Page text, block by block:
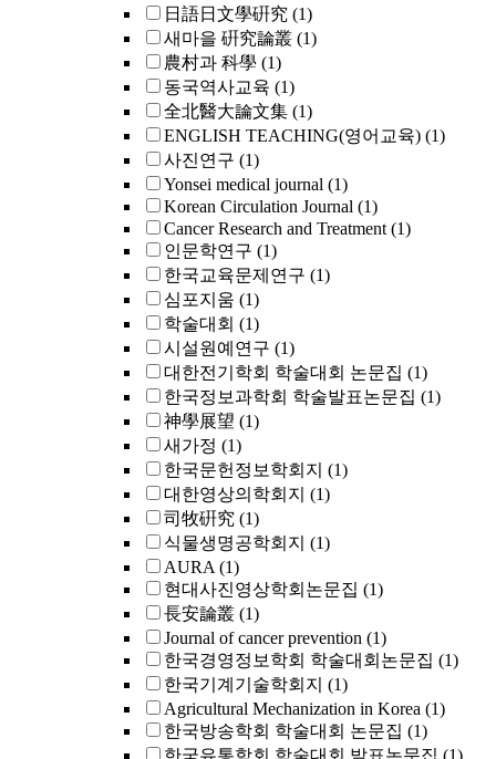
日語日文學硏究 (1)
새마을 硏究論叢 (1)
農村과 科學 (1)
동국역사교육 (1)
全北醫大論文集 (1)
ENGLISH TEACHING(영어교육) (1)
사진연구 (1)
Yonsei medical journal (1)
Korean Circulation Journal (1)
Cancer Research and Treatment (1)
인문학연구 (1)
한국교육문제연구 (1)
심포지움 (1)
학술대회 (1)
시설원예연구 (1)
대한전기학회 학술대회 논문집 (1)
한국정보과학회 학술발표논문집 (1)
神學展望 (1)
새가정 (1)
한국문헌정보학회지 (1)
대한영상의학회지 (1)
司牧硏究 (1)
식물생명공학회지 (1)
AURA (1)
현대사진영상학회논문집 (1)
長安論叢 (1)
Journal of cancer prevention (1)
한국경영정보학회 학술대회논문집 (1)
한국기계기술학회지 (1)
Agricultural Mechanization in Korea (1)
한국방송학회 학술대회 논문집 (1)
한국유통학회 학술대회 발표논문집 (1)